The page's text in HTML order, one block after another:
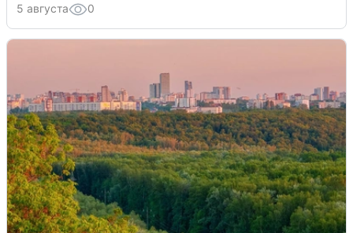
5 августа 0